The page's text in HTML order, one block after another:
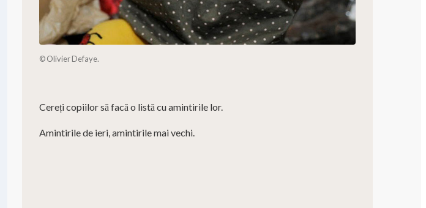
© Olivier Defaye.
Cereți copiilor să facă o listă cu amintirile lor.
Amintirile de ieri, amintirile mai vechi.